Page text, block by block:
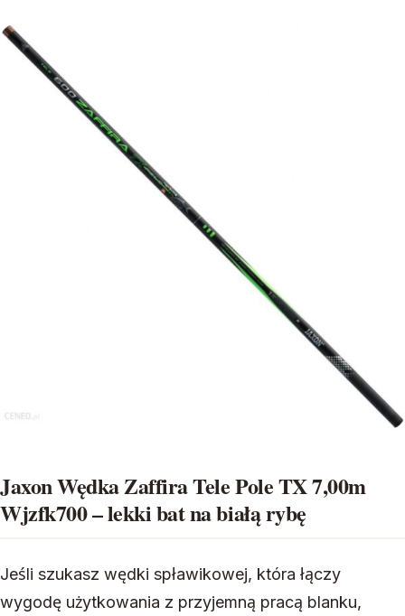
Jaxon Wędka Zaffira Tele Pole TX 7,00m
Wjzfk700 – lekki bat na białą rybę
Jeśli szukasz wędki spławikowej, która łączy
wygodę użytkowania z przyjemną pracą blanku,